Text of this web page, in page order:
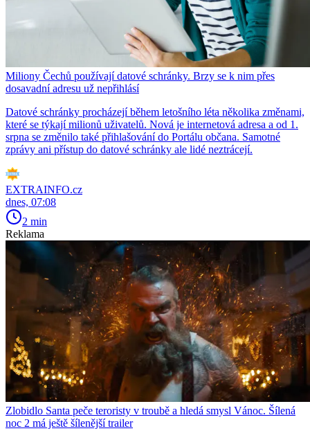
Miliony Čechů používají datové schránky. Brzy se k nim přes
dosavadní adresu už nepřihlásí
Datové schránky procházejí během letošního léta několika změnami,
které se týkají milionů uživatelů. Nová je internetová adresa a od 1.
srpna se změnilo také přihlašování do Portálu občana. Samotné
zprávy ani přístup do datové schránky ale lidé neztrácejí.
EXTRAINFO.cz
dnes, 07:08
2 min
Reklama
Zlobidlo Santa peče teroristy v troubě a hledá smysl Vánoc. Šílená
noc 2 má ještě šílenější trailer